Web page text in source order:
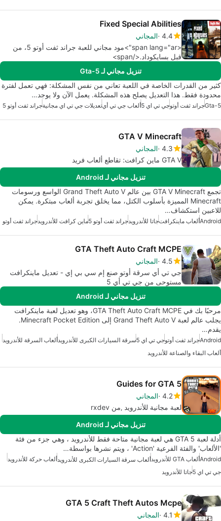
Fixed Special Abilities
4.4 المجاني
<span lang="ar">مود مجاني للعبة جراند ثفت أوتو 5، من
قبل بسايكوداد.</span>
تنزيل مجاني لـ Gta-5
كثير من القدرات الخاصة في اللعبة تعاني من نفس المشكلة: فهي تعمل لفترة
محدودة فقط. هذا التعديل يصلح هذه المشكلة. يعمل الآن ولا يوجد…
Gta-5جراند ثفت أوتوجي تي اي 5 ألعاب جي تي أيتعديلات جي تي اي مجانيةجراند ثفت أوتو 5
GTA V Minecraft
4.3 المجاني
GTA V ماين كرافت: تقاطع ألعاب فريد
تنزيل مجاني لـ Android
تجمع GTA V Minecraft بين عالم Grand Theft Auto V الواسع ورسومات
Minecraft المميزة بأسلوب الكتل، مما يخلق تجربة ألعاب مبتكرة. يمكن
للاعبين استكشاف…
Androidألعاب ماينكرافتجاتا للأندرويدجراند ثفت أوتو 5 ماين كرافت للأندرويدجراند ثفت أوتو
GTA Theft Auto Craft MCPE
4.5 المجاني
جي تي أي سرقة أوتو صنع إم سي بي إي - تعديل ماينكرافت
مستوحى من جي تي أي 5
تنزيل مجاني لـ Android
مرحبًا بك في GTA Theft Auto Craft MCPE، وهو تعديل لعبة ماينكرافت
يجلب عالم لعبة Grand Theft Auto V إلى Minecraft Pocket Edition.
يقدم…
Androidجراند ثفت أوتوجي تي اي 5 سرقة السيارات الكبرى للأندرويدألعاب السرقة للأندرويد
ألعاب البقاء والصناعة للأندرويد
Guides for GTA 5
4.2 المجاني
لعبة مجانية للأندرويد ‚من rxdev
تنزيل مجاني لـ Android
أدلة لعبة GTA 5 هي لعبة مجانية متاحة فقط للأندرويد ، وهي جزء من فئة
'الألعاب' والفئة الفرعية 'Action' ، ويتم نشرها بواسطة…
Androidألعاب GTA للأندرويد ألعاب سرقة السيارات الكبرى للأندرويدألعاب حركة للأندرويد
جي تي اي 5
جاتا للأندرويد
GTA 5 Craft Theft Autos Mcpe
4.1 المجاني